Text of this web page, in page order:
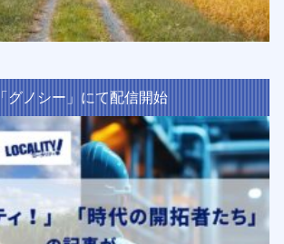
「グノシー」にて配信開始